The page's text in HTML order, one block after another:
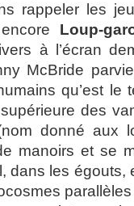
rappeler les
Loup-
à l’écran
McBride
qu’est le
des
donné aux
manoirs et se
dans les égouts,